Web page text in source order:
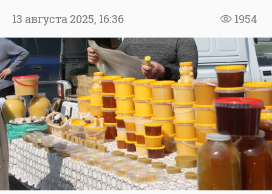
1954
13 августа 2025, 16:36